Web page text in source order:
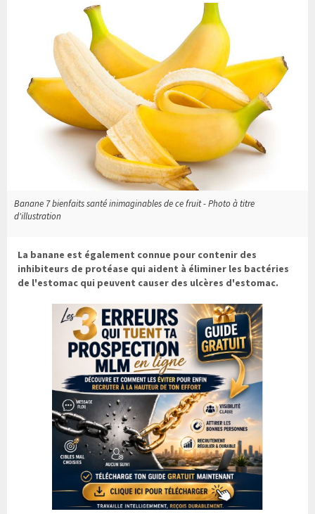
Banane 7 bienfaits santé inimaginables de ce fruit - Photo à titre
d'illustration
La banane est également connue pour contenir des
inhibiteurs de protéase qui aident à éliminer les bactéries
de l'estomac qui peuvent causer des ulcères d'estomac.